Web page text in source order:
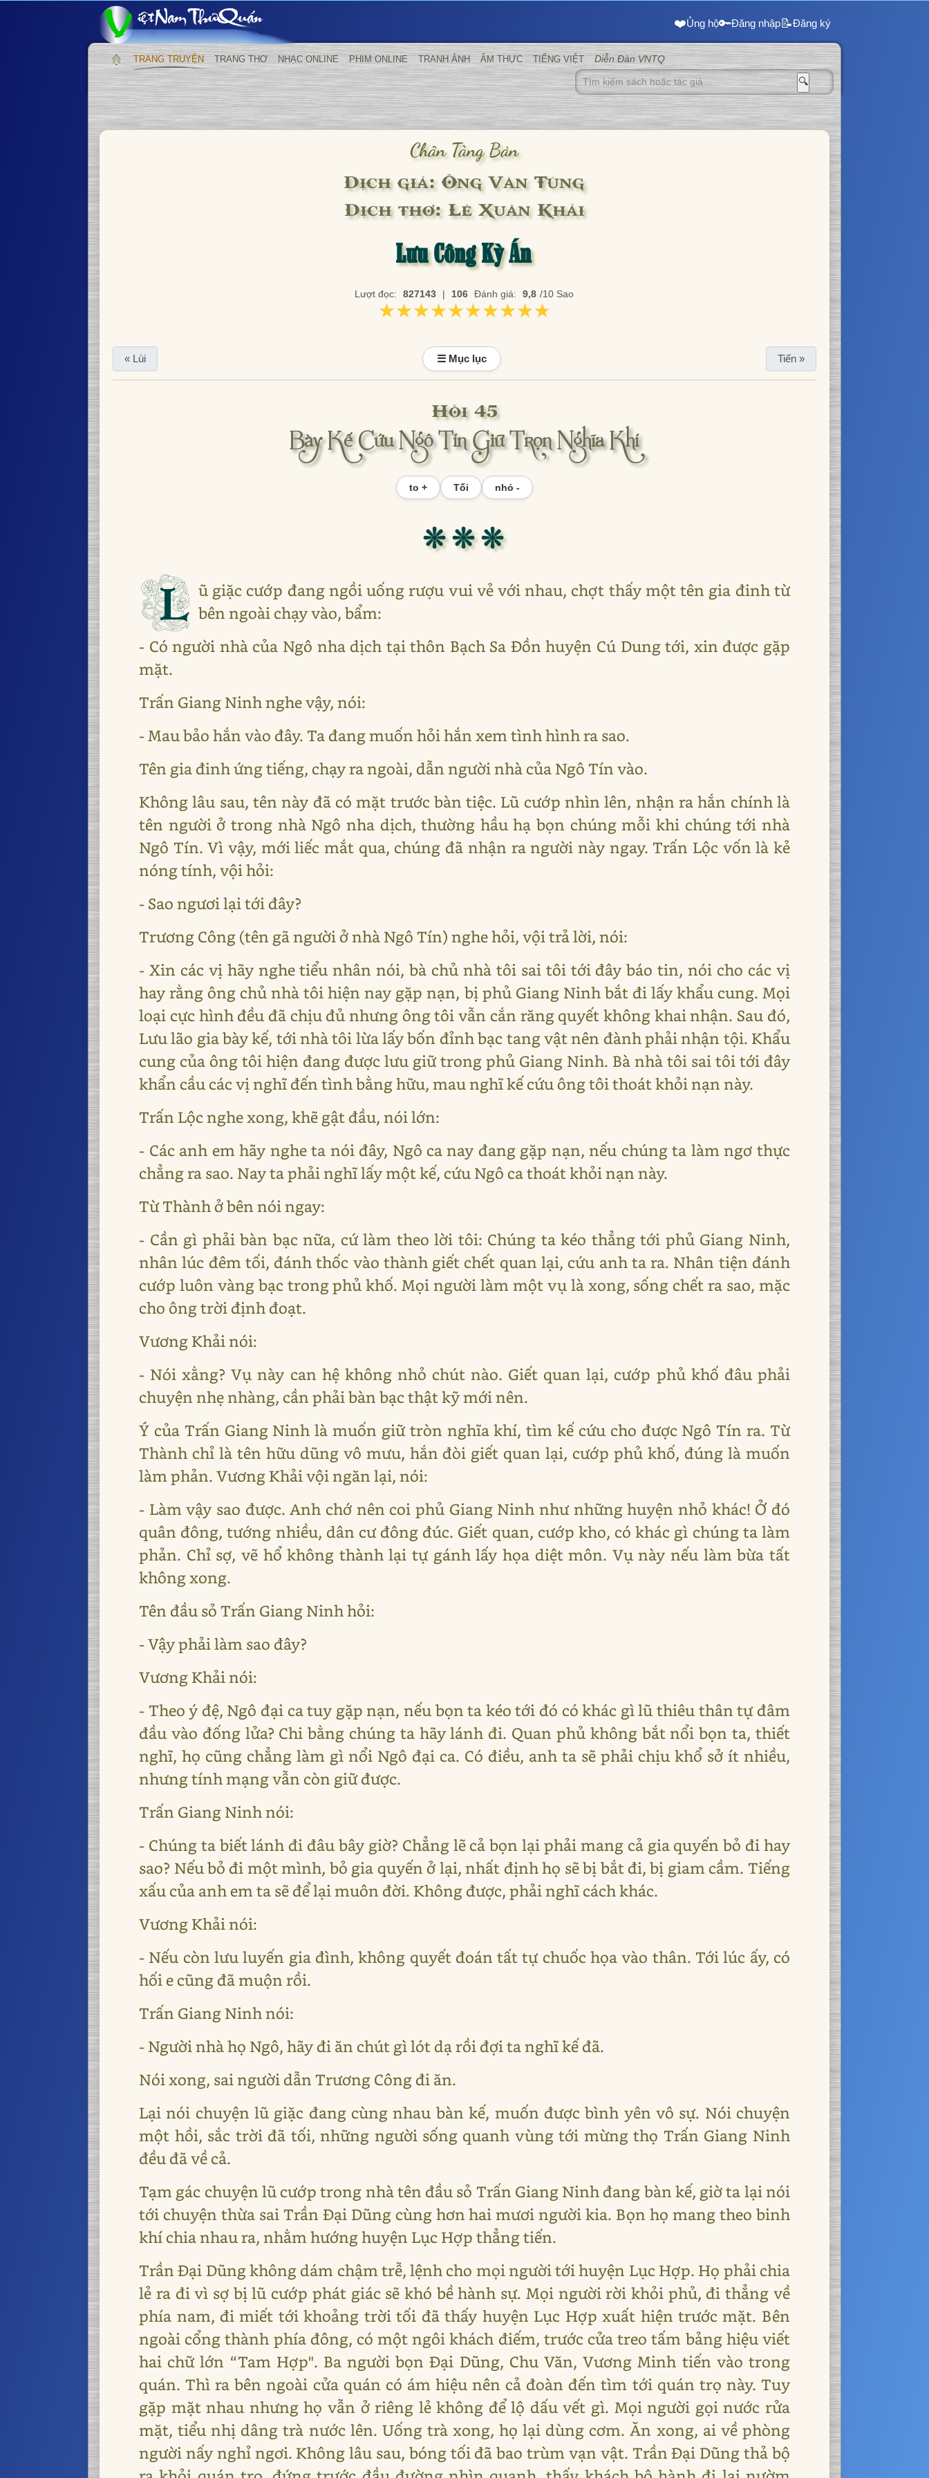
❤️Ủng hộ🔑Đăng nhập📝Đăng ký
TRANG TRUYỆN TRANG THƠ NHẠC ONLINE PHIM ONLINE TRANH ẢNH ẨM THỰC TIẾNG VIỆT Diễn Đàn VNTQ
🔍
Chân Tàng Bản
Dịch giả: Ông Văn Tùng
Dịch thơ: Lê Xuân Khải
Lưu Công Kỳ Án
Lượt đọc: 827143 | 106 Đánh giá: 9,8 /10 Sao
★★★★★★★★★★
★★★★★★★★★★
« Lùi ☰ Mục lục Tiến »
Hồi 45
Bày Kế Cứu Ngô Tín Giữ Trọn Nghĩa Khí
to + Tối nhỏ -
❊ ❊ ❊
L ũ giặc cướp đang ngồi uống rượu vui vẻ với nhau, chợt thấy một tên gia đinh từ
bên ngoài chạy vào, bẩm:
- Có người nhà của Ngô nha dịch tại thôn Bạch Sa Đồn huyện Cú Dung tới, xin được gặp
mặt.
Trấn Giang Ninh nghe vậy, nói:
- Mau bảo hắn vào đây. Ta đang muốn hỏi hắn xem tình hình ra sao.
Tên gia đinh ứng tiếng, chạy ra ngoài, dẫn người nhà của Ngô Tín vào.
Không lâu sau, tên này đã có mặt trước bàn tiệc. Lũ cướp nhìn lên, nhận ra hắn chính là
tên người ở trong nhà Ngô nha dịch, thường hầu hạ bọn chúng mỗi khi chúng tới nhà
Ngô Tín. Vì vậy, mới liếc mắt qua, chúng đã nhận ra người này ngay. Trấn Lộc vốn là kẻ
nóng tính, vội hỏi:
- Sao ngươi lại tới đây?
Trương Công (tên gã người ở nhà Ngô Tín) nghe hỏi, vội trả lời, nói:
- Xin các vị hãy nghe tiểu nhân nói, bà chủ nhà tôi sai tôi tới đây báo tin, nói cho các vị
hay rằng ông chủ nhà tôi hiện nay gặp nạn, bị phủ Giang Ninh bắt đi lấy khẩu cung. Mọi
loại cực hình đều đã chịu đủ nhưng ông tôi vẫn cắn răng quyết không khai nhận. Sau đó,
Lưu lão gia bày kế, tới nhà tôi lừa lấy bốn đỉnh bạc tang vật nên đành phải nhận tội. Khẩu
cung của ông tôi hiện đang được lưu giữ trong phủ Giang Ninh. Bà nhà tôi sai tôi tới đây
khẩn cầu các vị nghĩ đến tình bằng hữu, mau nghĩ kế cứu ông tôi thoát khỏi nạn này.
Trấn Lộc nghe xong, khẽ gật đầu, nói lớn:
- Các anh em hãy nghe ta nói đây, Ngô ca nay đang gặp nạn, nếu chúng ta làm ngơ thực
chẳng ra sao. Nay ta phải nghĩ lấy một kế, cứu Ngô ca thoát khỏi nạn này.
Từ Thành ở bên nói ngay:
- Cần gì phải bàn bạc nữa, cứ làm theo lời tôi: Chúng ta kéo thẳng tới phủ Giang Ninh,
nhân lúc đêm tối, đánh thốc vào thành giết chết quan lại, cứu anh ta ra. Nhân tiện đánh
cướp luôn vàng bạc trong phủ khố. Mọi người làm một vụ là xong, sống chết ra sao, mặc
cho ông trời định đoạt.
Vương Khải nói:
- Nói xằng? Vụ này can hệ không nhỏ chút nào. Giết quan lại, cướp phủ khố đâu phải
chuyện nhẹ nhàng, cần phải bàn bạc thật kỹ mới nên.
Ý của Trấn Giang Ninh là muốn giữ tròn nghĩa khí, tìm kế cứu cho được Ngô Tín ra. Từ
Thành chỉ là tên hữu dũng vô mưu, hắn đòi giết quan lại, cướp phủ khố, đúng là muốn
làm phản. Vương Khải vội ngăn lại, nói:
- Làm vậy sao được. Anh chớ nên coi phủ Giang Ninh như những huyện nhỏ khác! Ở đó
quân đông, tướng nhiều, dân cư đông đúc. Giết quan, cướp kho, có khác gì chúng ta làm
phản. Chỉ sợ, vẽ hổ không thành lại tự gánh lấy họa diệt môn. Vụ này nếu làm bừa tất
không xong.
Tên đầu sỏ Trấn Giang Ninh hỏi:
- Vậy phải làm sao đây?
Vương Khải nói:
- Theo ý đệ, Ngô đại ca tuy gặp nạn, nếu bọn ta kéo tới đó có khác gì lũ thiêu thân tự đâm
đầu vào đống lửa? Chi bằng chúng ta hãy lánh đi. Quan phủ không bắt nổi bọn ta, thiết
nghĩ, họ cũng chẳng làm gì nổi Ngô đại ca. Có điều, anh ta sẽ phải chịu khổ sở ít nhiều,
nhưng tính mạng vẫn còn giữ được.
Trấn Giang Ninh nói:
- Chúng ta biết lánh đi đâu bây giờ? Chẳng lẽ cả bọn lại phải mang cả gia quyến bỏ đi hay
sao? Nếu bỏ đi một mình, bỏ gia quyến ở lại, nhất định họ sẽ bị bắt đi, bị giam cầm. Tiếng
xấu của anh em ta sẽ để lại muôn đời. Không được, phải nghĩ cách khác.
Vương Khải nói:
- Nếu còn lưu luyến gia đình, không quyết đoán tất tự chuốc họa vào thân. Tới lúc ấy, có
hối e cũng đã muộn rồi.
Trấn Giang Ninh nói:
- Người nhà họ Ngô, hãy đi ăn chút gì lót dạ rồi đợi ta nghĩ kế đã.
Nói xong, sai người dẫn Trương Công đi ăn.
Lại nói chuyện lũ giặc đang cùng nhau bàn kế, muốn được bình yên vô sự. Nói chuyện
một hồi, sắc trời đã tối, những người sống quanh vùng tới mừng thọ Trấn Giang Ninh
đều đã về cả.
Tạm gác chuyện lũ cướp trong nhà tên đầu sỏ Trấn Giang Ninh đang bàn kế, giờ ta lại nói
tới chuyện thừa sai Trần Đại Dũng cùng hơn hai mươi người kia. Bọn họ mang theo binh
khí chia nhau ra, nhằm hướng huyện Lục Hợp thẳng tiến.
Trần Đại Dũng không dám chậm trễ, lệnh cho mọi người tới huyện Lục Hợp. Họ phải chia
lẻ ra đi vì sợ bị lũ cướp phát giác sẽ khó bề hành sự. Mọi người rời khỏi phủ, đi thẳng về
phía nam, đi miết tới khoảng trời tối đã thấy huyện Lục Hợp xuất hiện trước mặt. Bên
ngoài cổng thành phía đông, có một ngôi khách điếm, trước cửa treo tấm bảng hiệu viết
hai chữ lớn “Tam Hợp". Ba người bọn Đại Dũng, Chu Văn, Vương Minh tiến vào trong
quán. Thì ra bên ngoài cửa quán có ám hiệu nên cả đoàn đến tìm tới quán trọ này. Tuy
gặp mặt nhau nhưng họ vẫn ở riêng lẻ không để lộ dấu vết gì. Mọi người gọi nước rửa
mặt, tiểu nhị dâng trà nước lên. Uống trà xong, họ lại dùng cơm. Ăn xong, ai về phòng
người nấy nghỉ ngơi. Không lâu sau, bóng tối đã bao trùm vạn vật. Trần Đại Dũng thả bộ